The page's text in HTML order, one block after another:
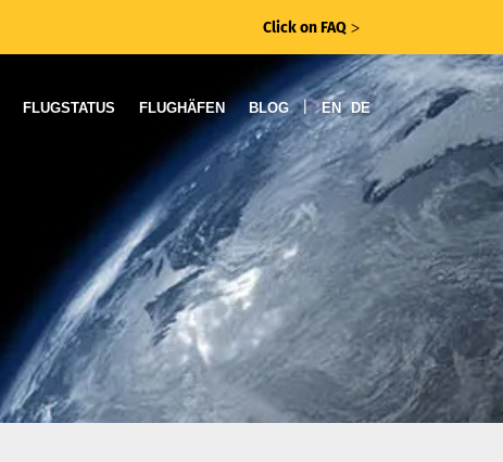
Click on FAQ ᐳ
FLUGSTATUS FLUGHÄFEN BLOG | EN DE